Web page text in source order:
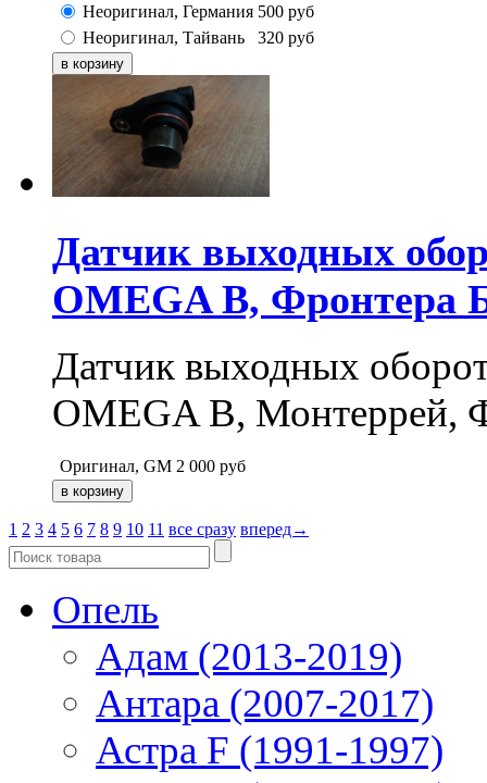
Неоригинал, Германия 500 руб
Неоригинал, Тайвань
320 руб
Датчик выходных
OMEGA B, Фронтера
Датчик выходных
OMEGA B, Монтеррей,
Оригинал, GM 2 000 руб
1 2 3 4 5 6 7 8 9 10 11 все сразу вперед→
Опель
Адам (2013-2019)
Антара (2007-2017)
Астра F (1991-1997)